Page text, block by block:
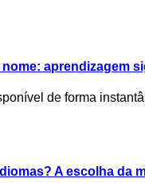
aprendizagem
de forma
A escolha da